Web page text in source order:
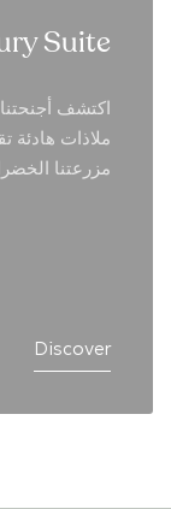
Suite
اكتشف أجنحتنا
ملاذات هادئة
مزرعتنا
Discover